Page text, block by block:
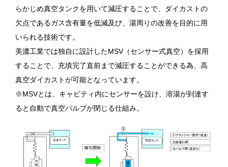
らかじめ真空タンクを用いて減圧することで、ダイカストの
欠点であるガス含有量を低減及び、湯周りの改善を目的に用
いられる技術です。
美濃工業では独自に設計したMSV（センサー式真空）を採用
することで、充填完了直前まで減圧することができる為、高
真空ダイカストが可能となっています。
※MSVとは、キャビティ内にセンサーを設け、溶湯が到達す
ると自動で真空バルブが閉じる仕組み。